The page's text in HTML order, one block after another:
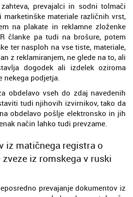
prevajalci in sodni tolmači
materiale različnih vrst,
na plakate in reklamne zloženke
članke pa tudi na brošure, potem
ter nasploh na vse tiste, materiale,
z reklamiranjem, ne glede na to, ali
dogodek ali izdelek oziroma
nekega podjetja.
obdelavo vseh do zdaj navedenih
tudi njihovih izvirnikov, tako da
obdelavo pošlje elektronsko in jih
način lahko tudi prevzame.
iz matičnega registra o
iz romskega v ruski
prevajanje dokumentov iz